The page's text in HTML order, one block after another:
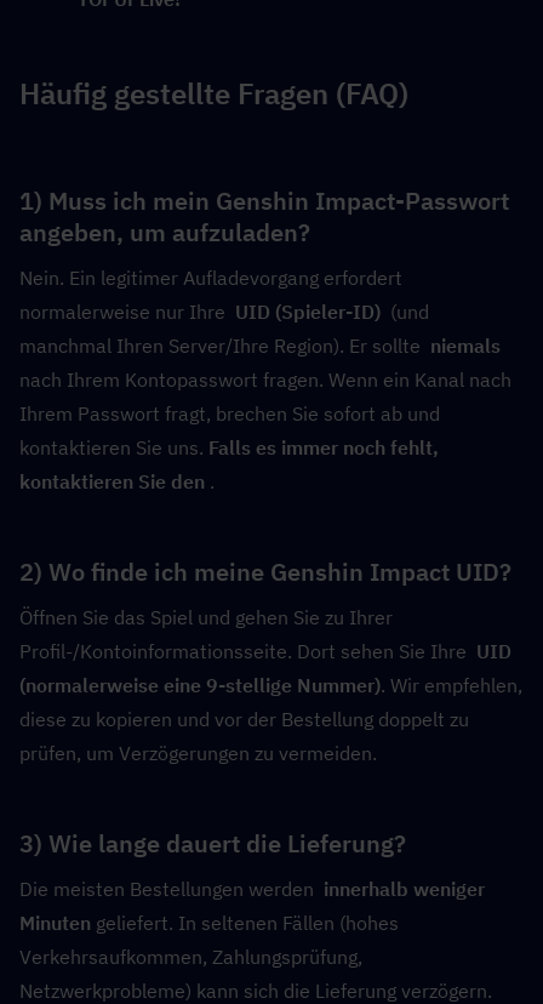
Häufig gestellte Fragen (FAQ)
1) Muss ich mein Genshin Impact-Passwort
angeben, um aufzuladen?
Nein. Ein legitimer Aufladevorgang erfordert
normalerweise nur Ihre UID (Spieler-ID)
  (und
manchmal Ihren Server/Ihre Region). Er sollte niemals
nach Ihrem Kontopasswort fragen. Wenn ein Kanal nach
Ihrem Passwort fragt, brechen Sie sofort ab und
kontaktieren Sie uns. Falls es immer noch fehlt,
kontaktieren Sie den .
2) Wo finde ich meine Genshin Impact UID?
Öffnen Sie das Spiel und gehen Sie zu Ihrer
Profil-/Kontoinformationsseite. Dort sehen Sie Ihre UID
(normalerweise eine 9-stellige Nummer). Wir empfehlen,
diese zu kopieren und vor der Bestellung doppelt zu
prüfen, um Verzögerungen zu vermeiden.
3) Wie lange dauert die Lieferung?
Die meisten Bestellungen werden innerhalb weniger
Minuten geliefert. In seltenen Fällen (hohes
Verkehrsaufkommen, Zahlungsprüfung,
Netzwerkprobleme) kann sich die Lieferung verzögern.